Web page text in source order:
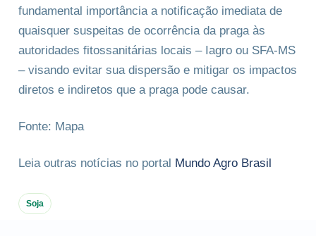
fundamental importância a notificação imediata de
quaisquer suspeitas de ocorrência da praga às
autoridades fitossanitárias locais – Iagro ou SFA-MS
– visando evitar sua dispersão e mitigar os impactos
diretos e indiretos que a praga pode causar.
Fonte: Mapa
Leia outras notícias no portal Mundo Agro Brasil
Soja